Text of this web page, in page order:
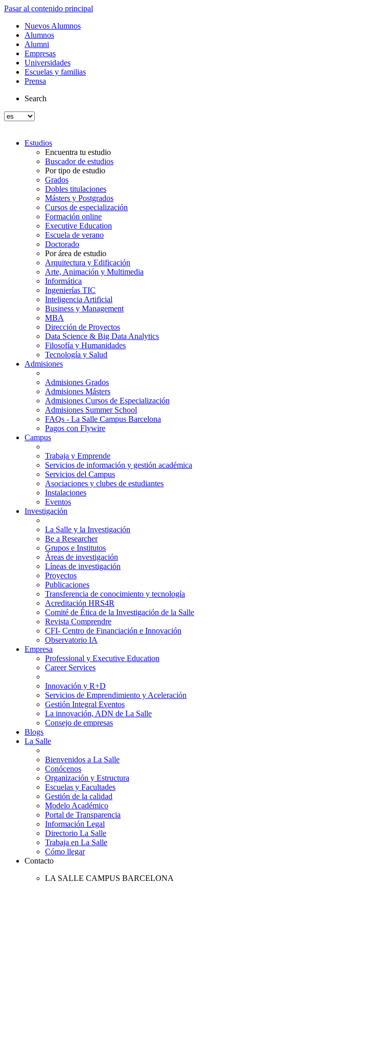
Pasar al contenido principal
Nuevos Alumnos
Alumnos
Alumni
Empresas
Universidades
Escuelas y familias
Prensa
Search
Estudios
Encuentra tu estudio
Buscador de estudios
Por tipo de estudio
Grados
Dobles titulaciones
Másters y Postgrados
Cursos de especialización
Formación online
Executive Education
Escuela de verano
Doctorado
Por área de estudio
Arquitectura y Edificación
Arte, Animación y Multimedia
Informática
Ingenierías TIC
Inteligencia Artificial
Business y Management
MBA
Dirección de Proyectos
Data Science & Big Data Analytics
Filosofía y Humanidades
Tecnología y Salud
Admisiones
Admisiones Grados
Admisiones Másters
Admisiones Cursos de Especialización
Admisiones Summer School
FAQs - La Salle Campus Barcelona
Pagos con Flywire
Campus
Trabaja y Emprende
Servicios de información y gestión académica
Servicios del Campus
Asociaciones y clubes de estudiantes
Instalaciones
Eventos
Investigación
La Salle y la Investigación
Be a Researcher
Grupos e Institutos
Áreas de investigación
Líneas de investigación
Proyectos
Publicaciones
Transferencia de conocimiento y tecnología
Acreditación HRS4R
Comité de Ética de la Investigación de la Salle
Revista Comprendre
CFI- Centro de Financiación e Innovación
Observatorio IA
Empresa
Professional y Executive Education
Career Services
Innovación y R+D
Servicios de Emprendimiento y Aceleración
Gestión Integral Eventos
La innovación, ADN de La Salle
Consejo de empresas
Blogs
La Salle
Bienvenidos a La Salle
Conócenos
Organización y Estructura
Escuelas y Facultades
Gestión de la calidad
Modelo Académico
Portal de Transparencia
Información Legal
Directorio La Salle
Trabaja en La Salle
Cómo llegar
Contacto
LA SALLE CAMPUS BARCELONA